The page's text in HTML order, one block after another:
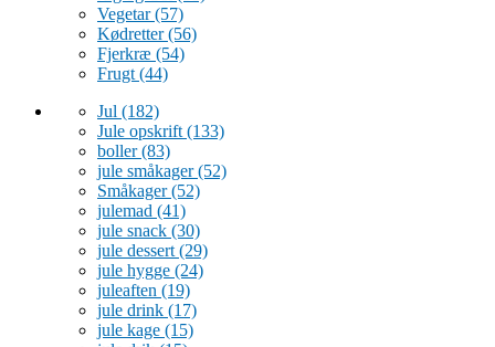
Vegetar(57)
Kødretter(56)
Fjerkræ (54)
Frugt (44)
Jul (182)
Jule opskrift (133)
boller(83)
jule småkager(52)
Småkager(52)
julemad (41)
jule snack (30)
jule dessert (29)
jule hygge (24)
juleaften (19)
jule drink (17)
jule kage (15)